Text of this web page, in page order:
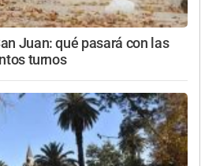
Juan: qué pasará con las
turnos